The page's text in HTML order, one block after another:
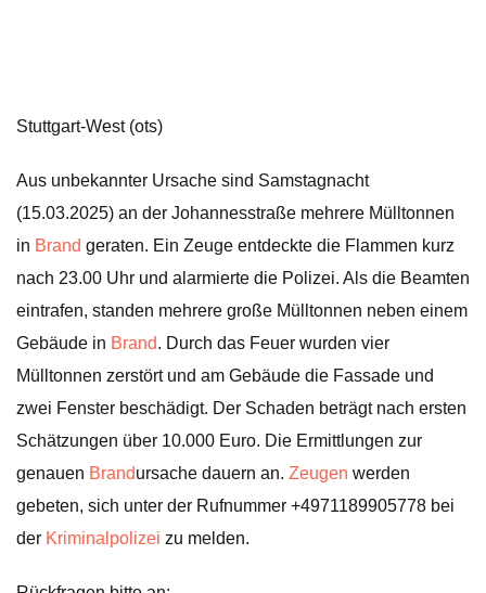
Stuttgart-West (ots)
Aus unbekannter Ursache sind Samstagnacht
(15.03.2025) an der Johannesstraße mehrere Mülltonnen
in Brand geraten. Ein Zeuge entdeckte die Flammen kurz
nach 23.00 Uhr und alarmierte die Polizei. Als die Beamten
eintrafen, standen mehrere große Mülltonnen neben einem
Gebäude in Brand. Durch das Feuer wurden vier
Mülltonnen zerstört und am Gebäude die Fassade und
zwei Fenster beschädigt. Der Schaden beträgt nach ersten
Schätzungen über 10.000 Euro. Die Ermittlungen zur
genauen Brandursache dauern an. Zeugen werden
gebeten, sich unter der Rufnummer +4971189905778 bei
der Kriminalpolizei zu melden.